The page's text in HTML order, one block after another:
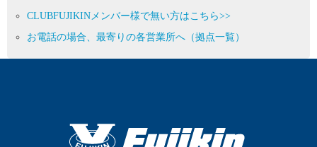
CLUBFUJIKINメンバー様で無い方はこちら>>
お電話の場合、最寄りの各営業所へ（拠点一覧）